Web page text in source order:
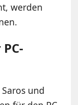
werden
und